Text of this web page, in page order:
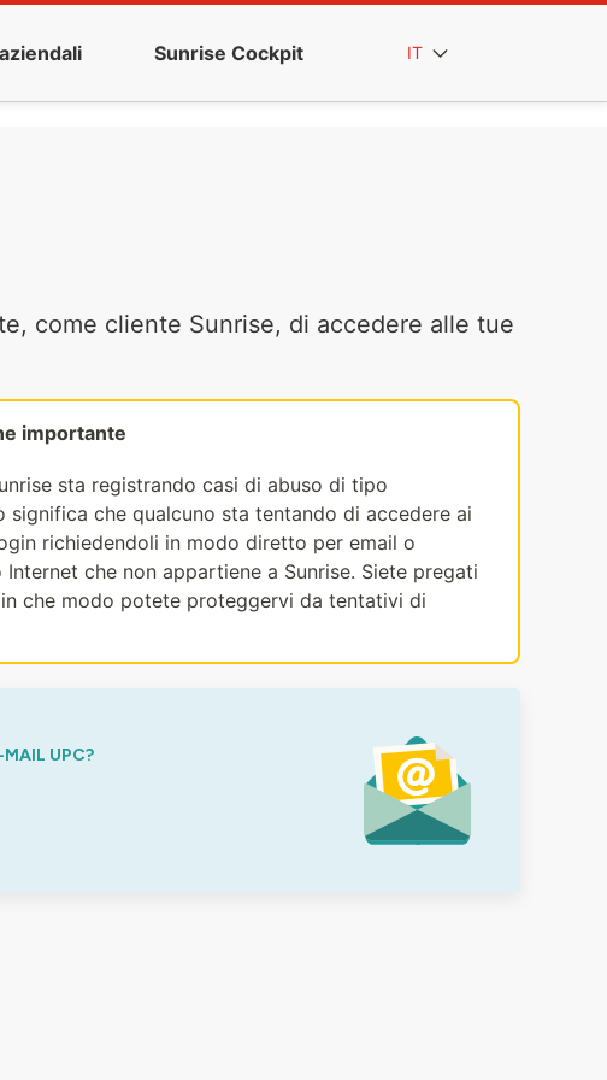
Sunrise Cockpit IT
come cliente Sunrise, di accedere alle tue
importante
sta registrando casi di abuso di tipo
significa che qualcuno sta tentando di accedere ai
richiedendoli in modo diretto per email o
che non appartiene a Sunrise. Siete pregati
in che modo potete proteggervi da tentativi di
MAIL UPC?